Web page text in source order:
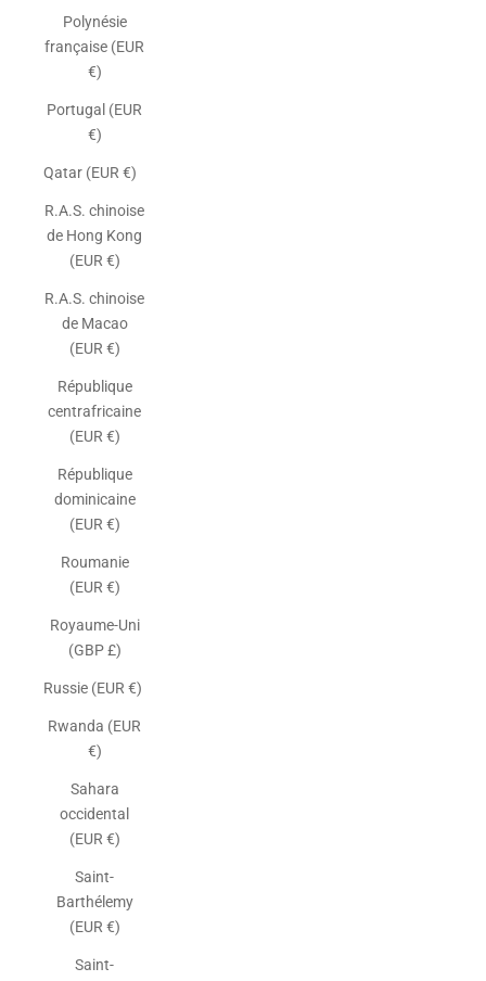
Polynésie
française (EUR
€)
Portugal (EUR
€)
Qatar (EUR €)
R.A.S. chinoise
de Hong Kong
(EUR €)
R.A.S. chinoise
de Macao
(EUR €)
République
centrafricaine
(EUR €)
République
dominicaine
(EUR €)
Roumanie
(EUR €)
Royaume-Uni
(GBP £)
Russie (EUR €)
Rwanda (EUR
€)
Sahara
occidental
(EUR €)
Saint-
Barthélemy
(EUR €)
Saint-